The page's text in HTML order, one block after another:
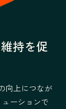
持を促
向上につなが
ーションで